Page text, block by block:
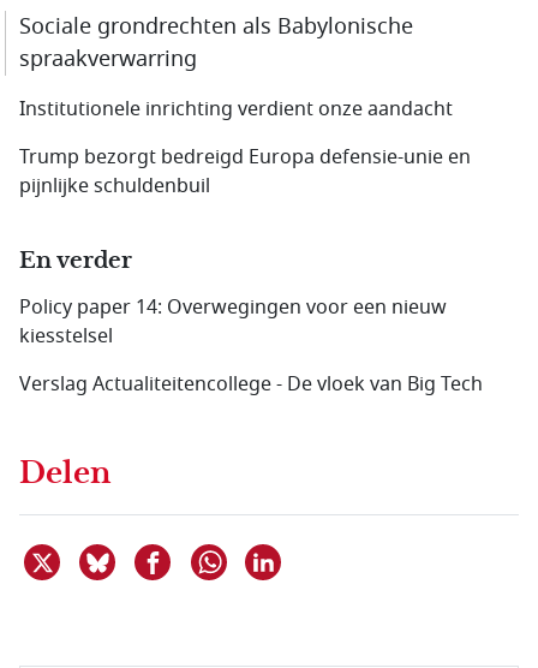
Sociale grondrechten als Babylonische
spraakverwar­ring
Institutionele inrichting verdient onze aandacht
Trump bezorgt bedreigd Europa defensie-unie en
pijnlijke schuldenbuil
En verder
Policy paper 14: Overwegingen voor een nieuw
kiesstelsel
Verslag Actualiteitencollege - De vloek van Big Tech
Delen
Deel dit item op X
Deel dit item op Bluesky
Deel dit item op Facebook
Delen via WhatsApp